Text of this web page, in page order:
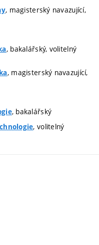
, magisterský navazující,
, bakalářský, volitelný
, magisterský navazující,
, bakalářský
, volitelný